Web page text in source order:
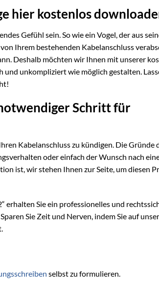
hier kostenlos
Gefühl sein. So wie ein Vogel, der aus
Ihrem bestehenden Kabelanschluss
Deshalb möchten wir Ihnen mit unserer
unkompliziert wie möglich gestalten.
Schritt für
Kabelanschluss zu kündigen. Die Gründe
oder einfach der Wunsch nach
ist, wir stehen Ihnen zur Seite, um diesen
erhalten Sie ein professionelles und
Sie Zeit und Nerven, indem Sie auf
selbst zu formulieren.